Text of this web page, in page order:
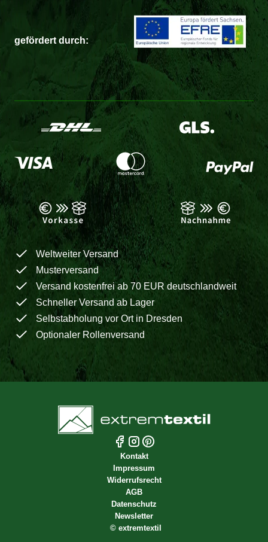
gefördert durch:
Weltweiter Versand
Musterversand
Versand kostenfrei ab 70 EUR deutschlandweit
Schneller Versand ab Lager
Selbstabholung vor Ort in Dresden
Optionaler Rollenversand
Kontakt
Impressum
Widerrufsrecht
AGB
Datenschutz
Newsletter
© extremtextil